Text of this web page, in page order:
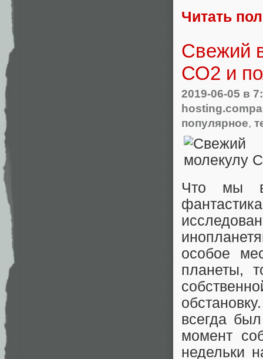
Читать
Свежий
СО2 и
2019-06-05 в
популярное,
Что мы
особое
планеты,
всегда
момент
недельки